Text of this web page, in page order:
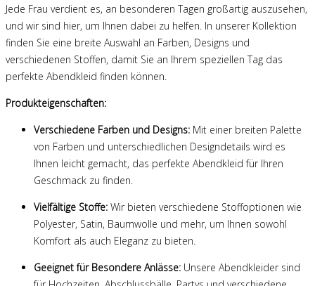
Jede Frau verdient es, an besonderen Tagen großartig auszusehen,
und wir sind hier, um Ihnen dabei zu helfen. In unserer Kollektion
finden Sie eine breite Auswahl an Farben, Designs und
verschiedenen Stoffen, damit Sie an Ihrem speziellen Tag das
perfekte Abendkleid finden können.
Produkteigenschaften:
Verschiedene Farben und Designs: Mit einer breiten Palette
von Farben und unterschiedlichen Designdetails wird es
Ihnen leicht gemacht, das perfekte Abendkleid für Ihren
Geschmack zu finden.
Vielfältige Stoffe: Wir bieten verschiedene Stoffoptionen wie
Polyester, Satin, Baumwolle und mehr, um Ihnen sowohl
Komfort als auch Eleganz zu bieten.
Geeignet für Besondere Anlässe: Unsere Abendkleider sind